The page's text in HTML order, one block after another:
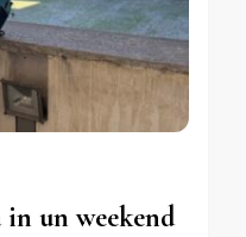
in un weekend